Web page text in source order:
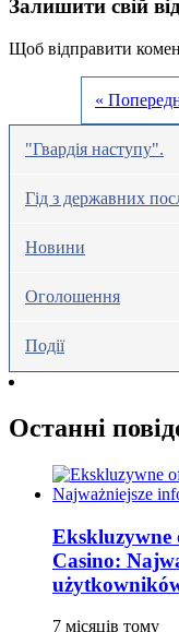
Залишити свій
Щоб відправити
«
"Гвардія наступу".
Гід з державних
Новини
Оголошення
Події
Останні
Ekskluzywne
Casino:
7 місяців тому